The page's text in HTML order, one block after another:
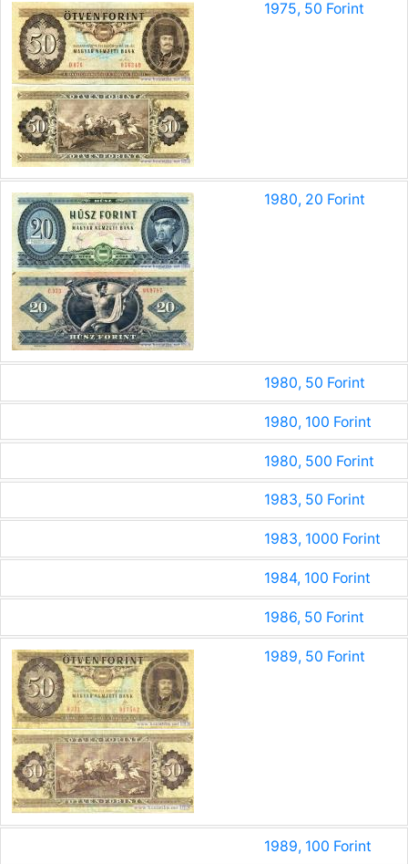
1975, 50 Forint
1980, 20 Forint
1980, 50 Forint
1980, 100 Forint
1980, 500 Forint
1983, 50 Forint
1983, 1000 Forint
1984, 100 Forint
1986, 50 Forint
1989, 50 Forint
1989, 100 Forint